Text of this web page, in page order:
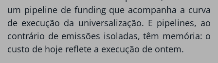
um pipeline de funding que acompanha a curva
de execução da universalização. E pipelines, ao
contrário de emissões isoladas, têm memória: o
custo de hoje reflete a execução de ontem.